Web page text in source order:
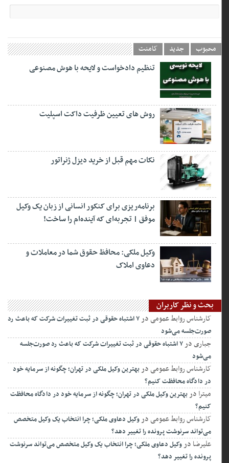
محبوب جدید کامنت
تنظیم دادخواست و لایحه با هوش مصنوعی
روش های تعیین ظرفیت داکت اسپلیت
نکات مهم قبل از خرید دیزل ژنراتور
برنامه‌ریزی برای کنکور انسانی از زبان یک وکیل
موفق | تجربه‌ای که آینده‌ام را ساخت!
وکیل ملکی: محافظ حقوق شما در معاملات و
دعاوی املاک
بحث و نظر کاربران
کارشناس روابط عمومیدر ۷ اشتباه حقوقی در ثبت تغییرات شرکت که باعث رد
صورت‌جلسه می‌شود
جباریدر ۷ اشتباه حقوقی در ثبت تغییرات شرکت که باعث رد صورت‌جلسه
می‌شود
کارشناس روابط عمومیدربهترین وکیل ملکی در تهران؛ چگونه از سرمایه خود
در دادگاه محافظت کنیم؟
میترادربهترین وکیل ملکی در تهران؛ چگونه از سرمایه خود در دادگاه محافظت
کنیم؟
کارشناس روابط عمومیدروکیل دعاوی ملکی؛ چرا انتخاب یک وکیل متخصص
می‌تواند سرنوشت پرونده را تغییر دهد؟
علیرضادروکیل دعاوی ملکی؛ چرا انتخاب یک وکیل متخصص می‌تواند سرنوشت
پرونده را تغییر دهد؟